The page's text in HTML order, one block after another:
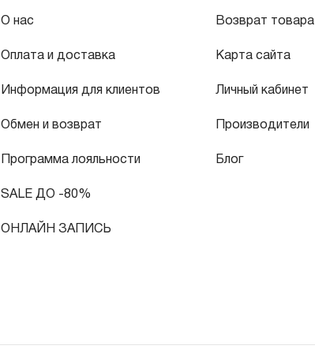
О нас
Оплата и доставка
Информация для клиентов
Обмен и возврат
Программа лояльности
SALE ДО -80%
ОНЛАЙН ЗАПИСЬ
Возврат товара
Карта сайта
Личный кабинет
Производители
Блог